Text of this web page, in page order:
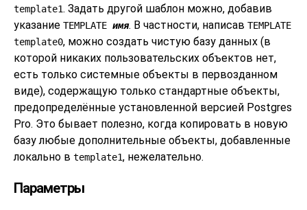
template1. Задать другой шаблон можно, добавив
указание TEMPLATE имя. В частности, написав TEMPLATE
template0, можно создать чистую базу данных (в
которой никаких пользовательских объектов нет,
есть только системные объекты в первозданном
виде), содержащую только стандартные объекты,
предопределённые установленной версией Postgres
Pro. Это бывает полезно, когда копировать в новую
базу любые дополнительные объекты, добавленные
локально в template1, нежелательно.
Параметры